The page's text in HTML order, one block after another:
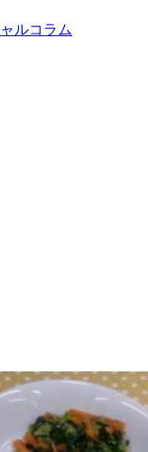
ルコラム